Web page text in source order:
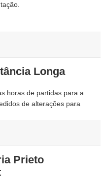
Longa
horas de partidas para a
de alterações para
Prieto